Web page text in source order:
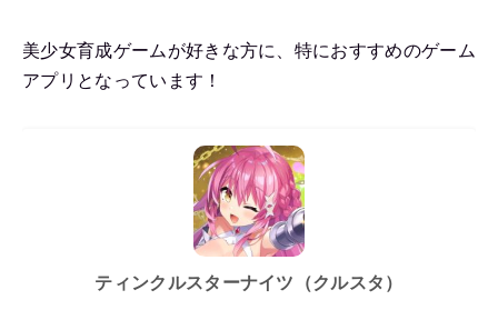
美少女育成ゲームが好きな方に、特におすすめのゲーム
アプリとなっています！
ティンクルスターナイツ（クルスタ）